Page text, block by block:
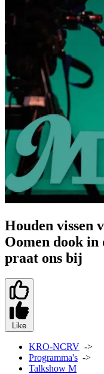
Houden vissen
Oomen dook in
praat ons bij
Like
KRO-NCRV ->
Programma's ->
Talkshow M